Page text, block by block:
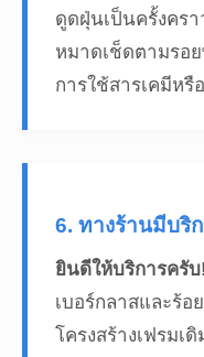
ดูดฝุ่นเป็นครั้งคร
หมาดเช็ดตามรอ
การใช้สารเคมีห
6. ทางร้านมีบริ
ยินดีให้บริการครับ!
เบอร์กลาสและร้
โครงสร้างเฟรมเ